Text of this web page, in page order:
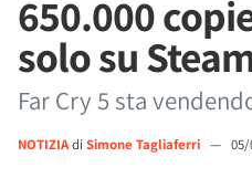
650.000
solo su
Far Cry 5 sta
NOTIZIAdi Simone Tagliaferri — 05/